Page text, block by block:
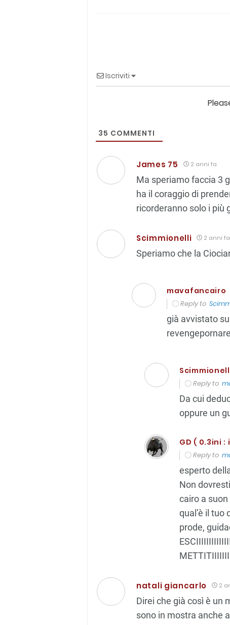
Iscriviti
35 COMMENTI
James 75 2 anni fa
Ma speriamo faccia 3
ha il coraggio di
ricorderanno solo i più
Scimmionelli 2 anni fa
Speriamo che la
mavafancairo
Reply to
già avvistato
revengepornare
Reply to
Da cui
oppure un
GD ( 0.3ini
Reply to
esperto
Non
cairo a
qual’è il
prode,
natali giancarlo 2
Direi che già così è un
sono in mostra anche